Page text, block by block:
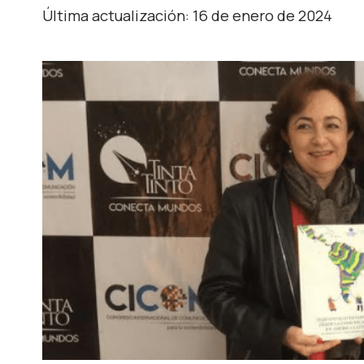
Última actualización: 16 de enero de 2024